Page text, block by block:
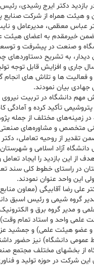
بازدید دکتر ایرج رشیدی، رئیس
هیئت همراه از شرکت صنایع
عباس معظمی، مدیرعامل و
خیرمقدم به اعضای هیئت
و صنعت در پیشرفت و
دیدار، به تشریح دستاوردهای
جاری و افزایش قابل توجه
فعالیت ها و تلاش های
جهادی بیان نمودند.
مهم دانشگاه در تربیت
تأکید کرده و آمادگی
در زمینه‌های مختلف از جمله
متخصص و مشاوره‌های صنعتی
تقدیر از روحیه تعاملی،
آزاد اسلامی و
از این بازدید را ایجاد تعامل
در راستای خطوط کلی سند
این واحد عنوان نمودند.
علی رضا آقابیگی (معاون
گروه شیمی و رئیس اسبق
و مدیر گروه برق و
علمی واحد و استاد تمام
عضو هیئت علمی) و جمشید
عمومی دانشگاه) نیز حضور
از بخشهای مختلف مجتمع
این شرکت در حوزه تولید و